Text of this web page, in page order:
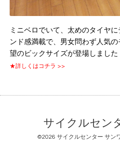
ミニベロでいて、太めのタイヤ
ンド感満載で、男女問わず人気
望のビックサイズが登場しました
★詳しくはコチラ >>
サイクルセン
©2026 サイクルセンター サン